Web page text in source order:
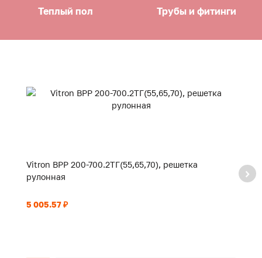
Теплый пол Трубы и фитинги
Vitron ВРР 200-700.2ТГ(55,65,70), решетка
рулонная
5 005.57 ₽